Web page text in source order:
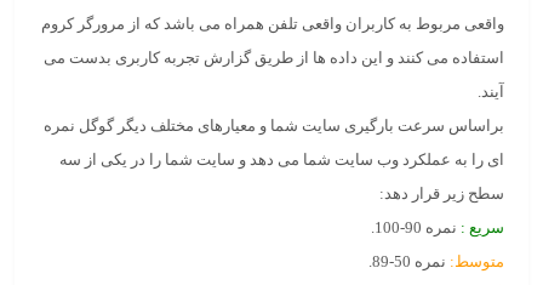
واقعی مربوط به کاربران واقعی تلفن همراه می باشد که از مرورگر کروم
استفاده می کنند و این داده ها از طریق گزارش تجربه کاربری بدست می
آیند.
براساس سرعت بارگیری سایت شما و معیارهای مختلف دیگر گوگل نمره
ای را به عملکرد وب سایت شما می دهد و سایت شما را در یکی از سه
سطح زیر قرار دهد:
سریع : نمره 90-100.
متوسط: نمره 50-89.